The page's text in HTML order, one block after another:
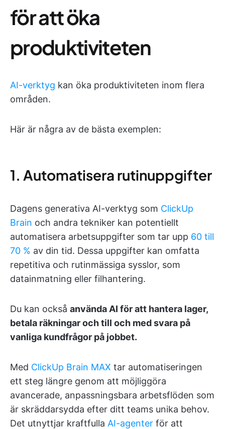
för att öka
produktiviteten
AI-verktyg kan öka produktiviteten inom flera
områden.
Här är några av de bästa exemplen:
1. Automatisera rutinuppgifter
Dagens generativa AI-verktyg som ClickUp
Brain och andra tekniker kan potentiellt
automatisera arbetsuppgifter som tar upp 60 till
70 % av din tid. Dessa uppgifter kan omfatta
repetitiva och rutinmässiga sysslor, som
datainmatning eller filhantering.
Du kan också använda AI för att hantera lager,
betala räkningar och till och med svara på
vanliga kundfrågor på jobbet.
Med ClickUp Brain MAX tar automatiseringen
ett steg längre genom att möjliggöra
avancerade, anpassningsbara arbetsflöden som
är skräddarsydda efter ditt teams unika behov.
Det utnyttjar kraftfulla AI-agenter för att